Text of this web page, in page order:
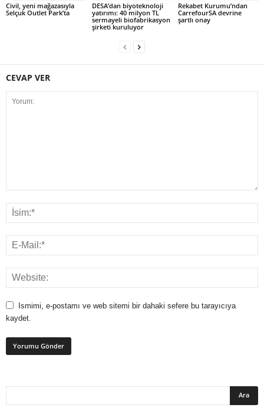
Civil, yeni mağazasıyla
Selçuk Outlet Park’ta
DESA’dan biyoteknoloji
yatırımı: 40 milyon TL
sermayeli biofabrikasyon
şirketi kuruluyor
Rekabet Kurumu’ndan
CarrefourSA devrine
şartlı onay
CEVAP VER
Ismimi, e-postamı ve web sitemi bir dahaki sefere bu tarayıcıya
kaydet.